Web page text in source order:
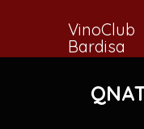
VinoClub
Bardisa